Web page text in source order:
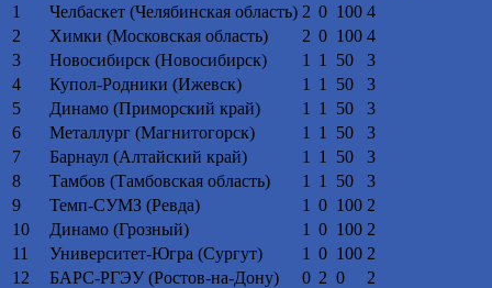
1
Челбаскет (Челябинская область) 2 0 100 4
2
Химки (Московская область) 2 0 100 4
3
Новосибирск (Новосибирск) 1 1 50
3
4
Купол-Родники (Ижевск) 1 1 50
3
5
Динамо (Приморский край) 1 1 50
3
6
Металлург (Магнитогорск) 1 1 50
3
7
Барнаул (Алтайский край) 1 1 50
3
8
Тамбов (Тамбовская область) 1 1 50
3
9
Темп-СУМЗ (Ревда) 1 0 100 2
10
Динамо (Грозный) 1 0 100 2
11
Университет-Югра (Сургут) 1 0 100 2
12
БАРС-РГЭУ (Ростов-на-Дону) 0 2 0
2